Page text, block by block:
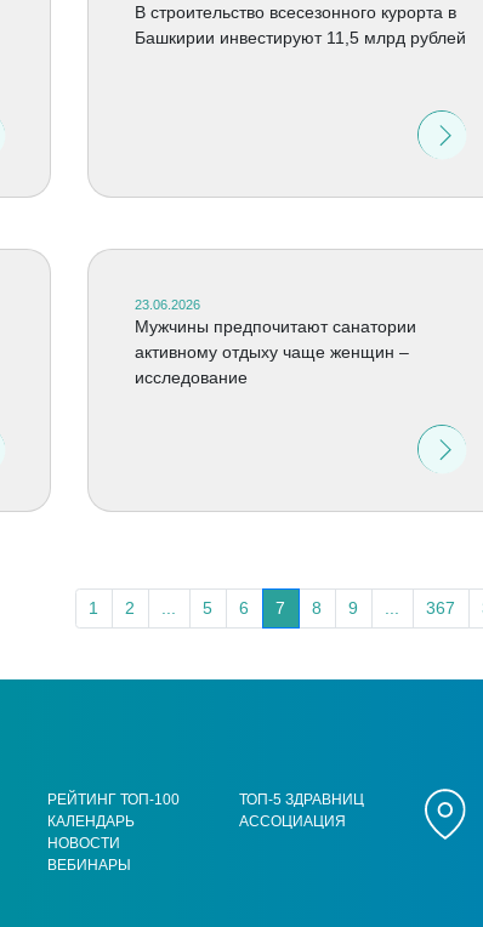
В строительство всесезонного курорта в
Башкирии инвестируют 11,5 млрд рублей
23.06.2026
Мужчины предпочитают санатории
активному отдыху чаще женщин –
исследование
1 2 5 6 7 8 9 367
РЕЙТИНГ ТОП-100
КАЛЕНДАРЬ
НОВОСТИ
ВЕБИНАРЫ
ТОП-5 ЗДРАВНИЦ
АССОЦИАЦИЯ